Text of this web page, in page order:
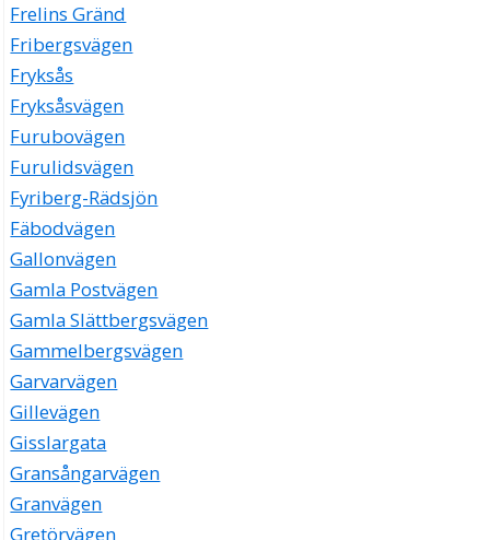
Frelins Gränd
Fribergsvägen
Fryksås
Fryksåsvägen
Furubovägen
Furulidsvägen
Fyriberg-Rädsjön
Fäbodvägen
Gallonvägen
Gamla Postvägen
Gamla Slättbergsvägen
Gammelbergsvägen
Garvarvägen
Gillevägen
Gisslargata
Gransångarvägen
Granvägen
Gretörvägen